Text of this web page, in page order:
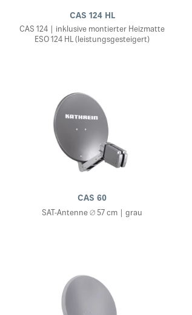
CAS 124 HL
CAS 124 | inklusive montierter Heizmatte
ESO 124 HL (leistungsgesteigert)
CAS 60
SAT-Antenne ∅ 57 cm | grau